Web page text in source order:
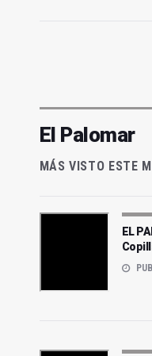
El Palomar
MÁS VISTO ESTE
EL